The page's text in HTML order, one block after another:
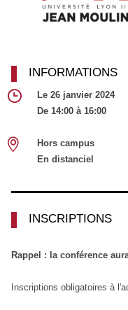
INFORMATIONS
Le 26 janvier 2024
De 14:00 à 16:00
Hors campus
En distanciel
INSCRIPTIONS
Rappel : la conférence
Inscriptions obligatoires à